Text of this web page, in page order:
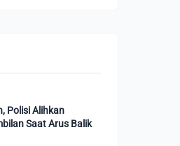
Polisi Alihkan
Saat Arus Balik